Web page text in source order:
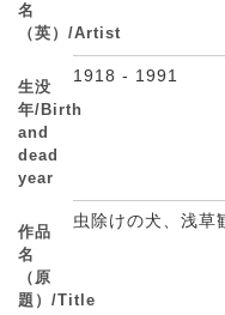
名
（英）/Artist
生没
年/Birth
and
dead
year
1918 - 1991
作品
名
（原
題）/Title
虫除けの犬、浅草